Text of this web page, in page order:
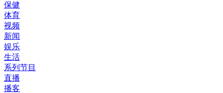
保健
体育
视频
新闻
娱乐
生活
系列节目
直播
播客